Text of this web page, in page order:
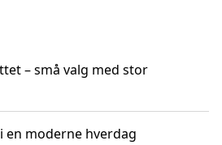
– små valg med stor
moderne hverdag